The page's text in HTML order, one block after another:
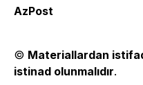
AzPost
© Materiallardan
istinad olunmalıdır.